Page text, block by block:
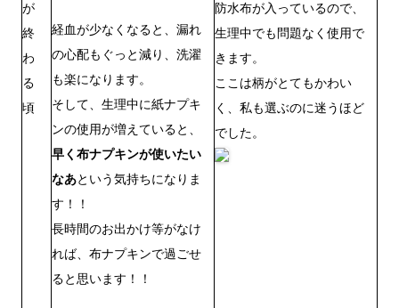
が
終
わ
る
頃
経血が少なくなると、漏れ
の心配もぐっと減り、洗濯
も楽になります。
そして、生理中に紙ナプキ
ンの使用が増えていると、
早く布ナプキンが使いたい
なあという気持ちになりま
す！！
長時間のお出かけ等がなけ
れば、布ナプキンで過ごせ
ると思います！！
防水布が入っているので、
生理中でも問題なく使用で
きます。
ここは柄がとてもかわい
く、私も選ぶのに迷うほど
でした。